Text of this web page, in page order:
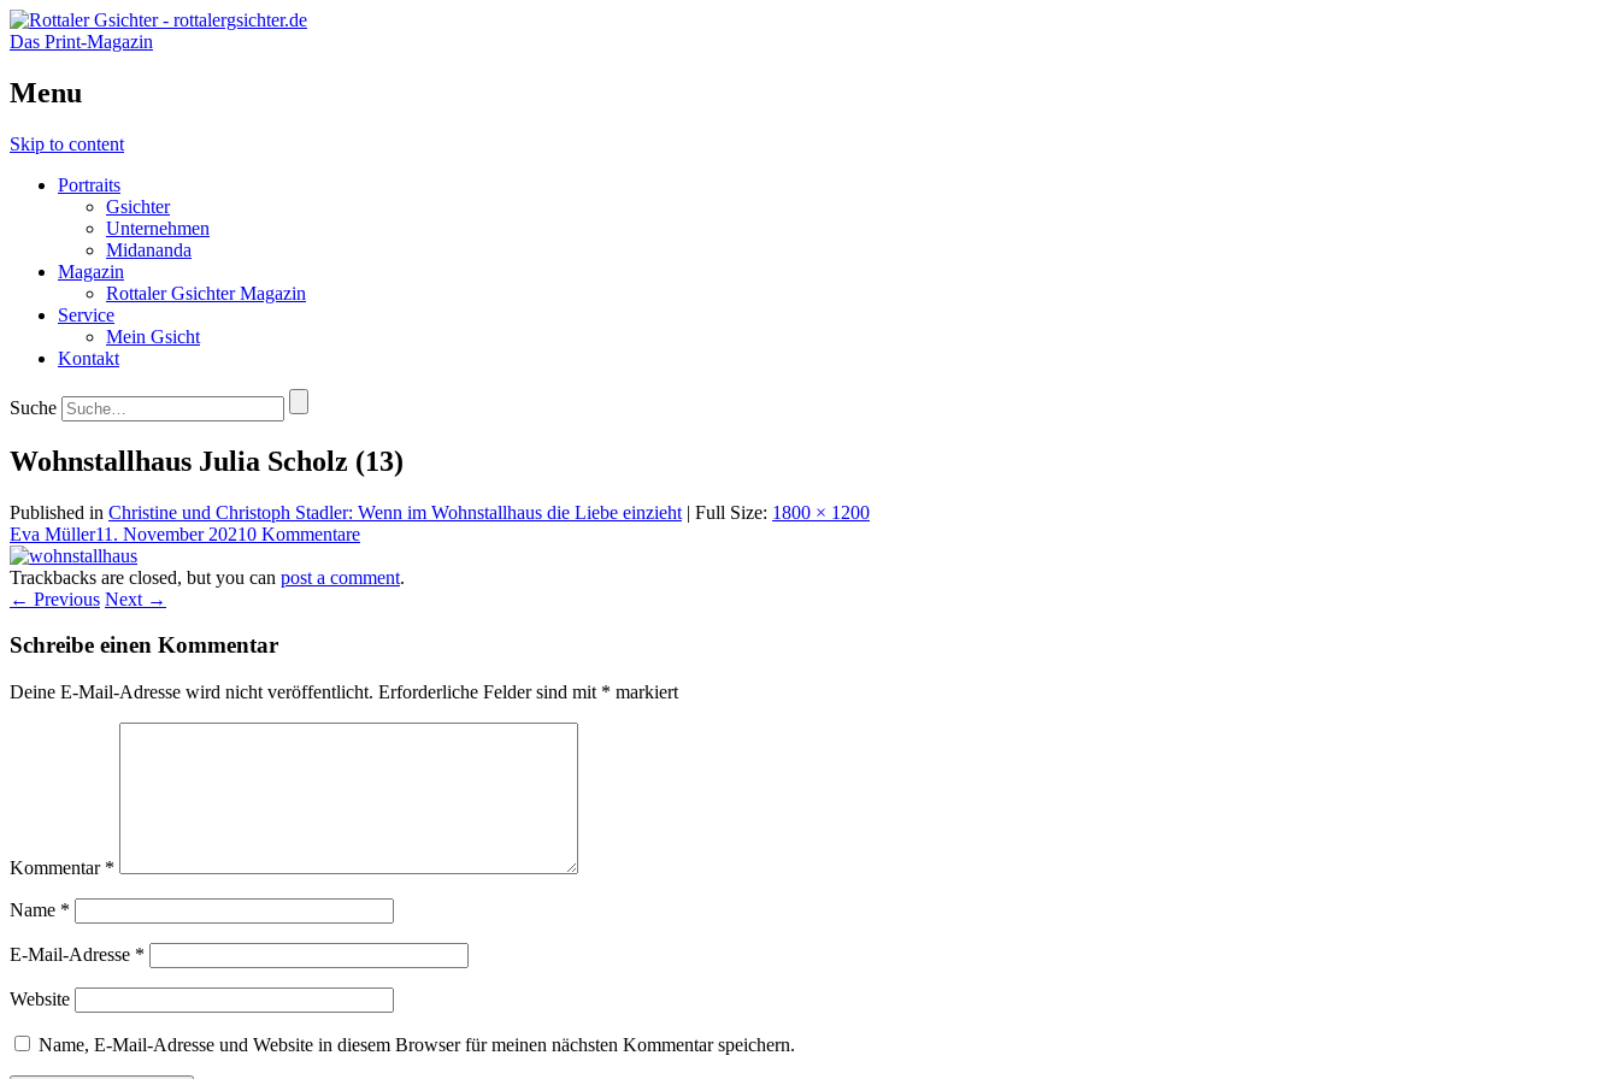
Das Print-Magazin
Menu
Skip to content
Portraits
Gsichter
Unternehmen
Midananda
Magazin
Rottaler Gsichter Magazin
Service
Mein Gsicht
Kontakt
Suche
Wohnstallhaus Julia Scholz (13)
Published in Christine und Christoph Stadler: Wenn im Wohnstallhaus die Liebe einzieht | Full Size: 1800 × 1200
Eva Müller11. November 20210 Kommentare
Trackbacks are closed, but you can post a comment.
← Previous Next →
Schreibe einen Kommentar
Deine E-Mail-Adresse wird nicht veröffentlicht. Erforderliche Felder sind mit * markiert
Kommentar *
Name *
E-Mail-Adresse *
Website
Name, E-Mail-Adresse und Website in diesem Browser für meinen nächsten Kommentar speichern.